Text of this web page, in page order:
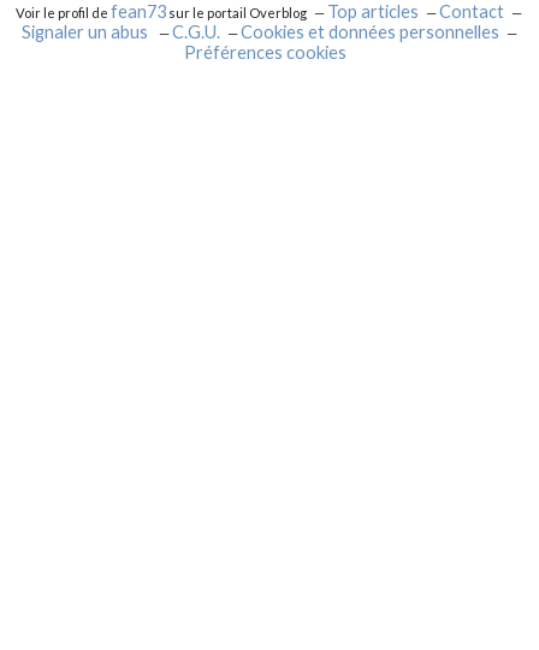
Voir le profil defean73 sur le portail Overblog Top articles
Contact
Signaler un abus
C.G.U.
Cookies et données personnelles
Préférences cookies